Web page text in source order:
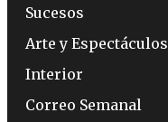
Sucesos
Arte y Espectáculos
Interior
Correo Semanal